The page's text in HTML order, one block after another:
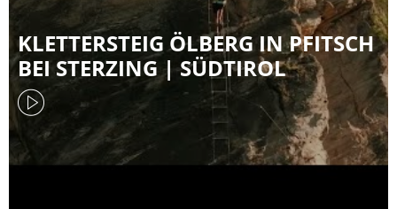
KLETTERSTEIG ÖLBERG IN PFITSCH
BEI STERZING | SÜDTIROL